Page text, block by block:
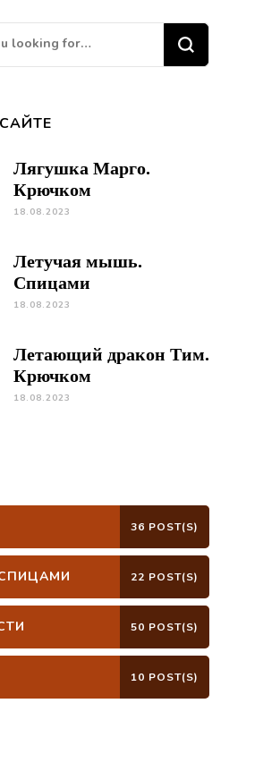
Лягушка Марго.
Крючком
18.08.2023
Летучая мышь.
Спицами
18.08.2023
Летающий дракон Тим.
Крючком
18.08.2023
36 POST(S)
22 POST(S)
50 POST(S)
10 POST(S)